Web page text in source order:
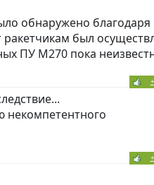
обнаружено благодаря
был
ПУ М270 пока
некомпетентного